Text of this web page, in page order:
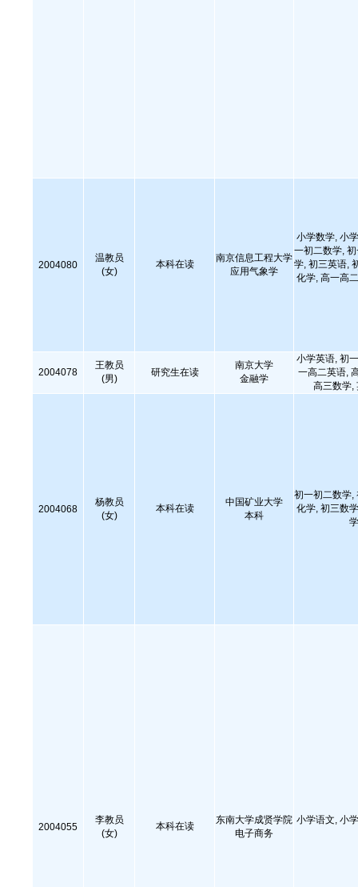
2004080
温教员
(女)
本科在读
南京信息工程大学
应用气象学
小学数学, 小
一初二数学,
学, 初三英语,
化学, 高一高
2004078
王教员
(男)
研究生在读
南京大学
金融学
小学英语, 初
一高二英语,
高三数学,
2004068
杨教员
(女)
本科在读
中国矿业大学
本科
初一初二数学,
化学, 初三数
2004055
李教员
(女)
本科在读
东南大学成贤学院
电子商务
小学语文, 小